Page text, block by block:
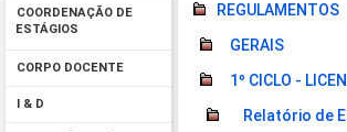
COORDENAÇÃO DE
ESTÁGIOS
CORPO DOCENTE
I & D
REGULAMENTOS
GERAIS
1º CICLO -
Relatório de